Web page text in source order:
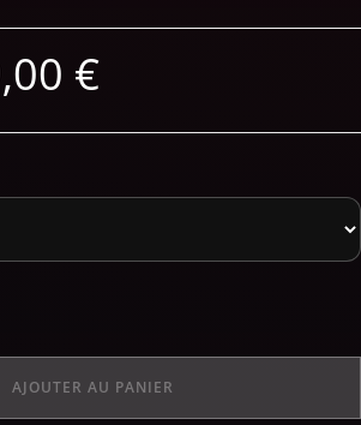
€
AJOUTER AU PANIER